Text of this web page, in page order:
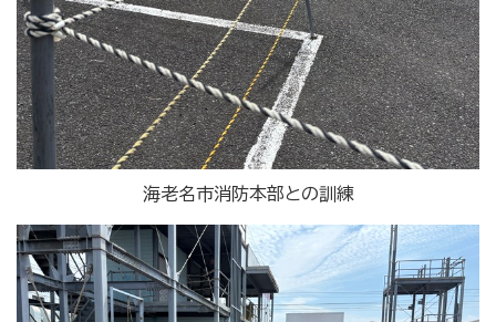
海老名市消防本部との訓練